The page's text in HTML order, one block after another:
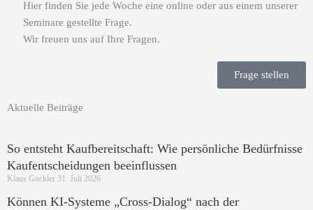
Hier finden Sie jede Woche eine online oder aus einem unserer
Seminare gestellte Frage.
Wir freuen uns auf Ihre Fragen.
Frage stellen
Aktuelle Beiträge
So entsteht Kaufbereitschaft: Wie persönliche Bedürfnisse
Kaufentscheidungen beeinflussen
Klaus Guckler 31. Juli 2026
Können KI-Systeme „Cross-Dialog“ nach der